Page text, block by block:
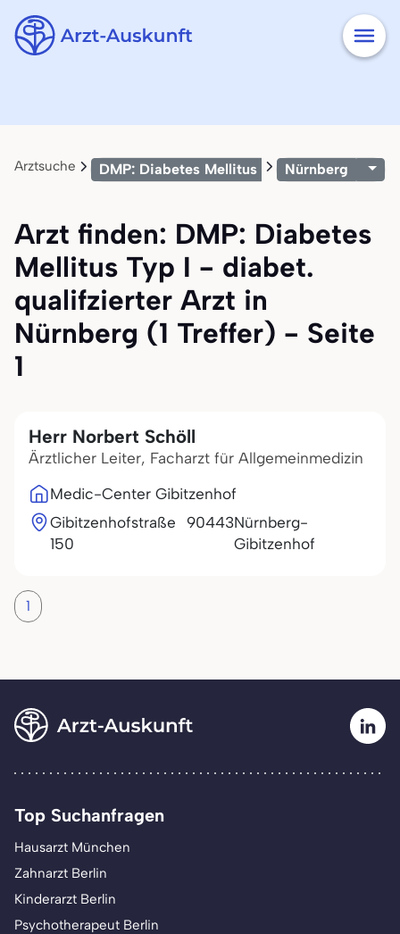
Arztsuche DMP: Diabetes Mellitus Typ I - diabet.
Nürnberg
Arzt finden: DMP: Diabetes
Mellitus Typ I - diabet.
qualifzierter Arzt in
Nürnberg (1 Treffer) - Seite
1
Herr Norbert Schöll
Ärztlicher Leiter, Facharzt für Allgemeinmedizin
Medic-Center Gibitzenhof
Gibitzenhofstraße
150
90443Nürnberg-
Gibitzenhof
1
Top Suchanfragen
Hausarzt München
Zahnarzt Berlin
Kinderarzt Berlin
Psychotherapeut Berlin